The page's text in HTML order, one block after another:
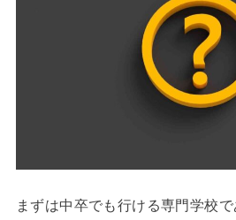
まずは中卒でも行ける専門学校で